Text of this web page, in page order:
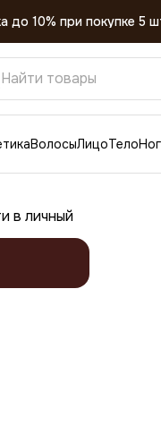
до 10% при покупке 5
ВолосыЛицоТело
в личный